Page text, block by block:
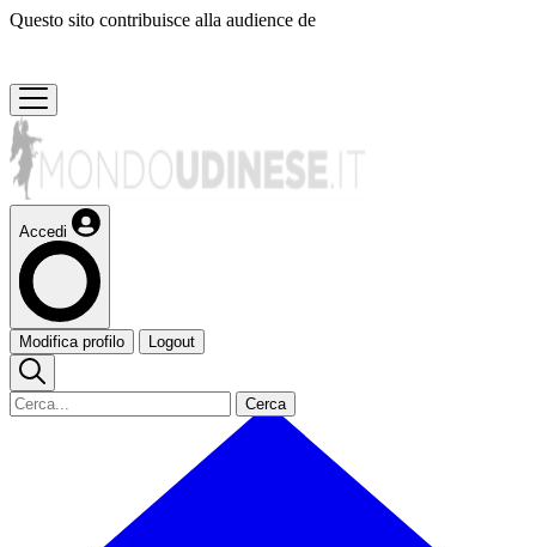
Questo sito contribuisce alla audience de
Accedi
Modifica profilo Logout
Cerca